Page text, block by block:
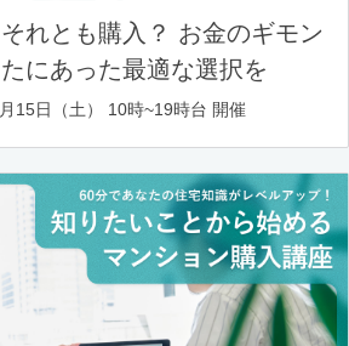
れとも購入？ お金のギモン
にあった最適な選択を
15日（土） 10時~19時台 開催